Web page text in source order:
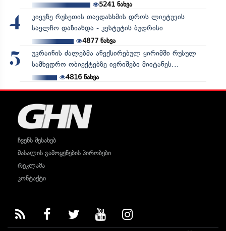
5241ნახვა
4
კიევზე რუსეთის თავდასხმის დროს ლიეტუვის
საელჩო დაზიანდა - კესტუტის ბუდრისი
4877ნახვა
5
უკრაინის ძალებმა ანექსირებულ ყირიმში რუსულ
სამხედრო ობიექტებზე იერიშები მიიტანეს...
4816ნახვა
ჩვენს შესახებ
მასალის გამოყენების პირობები
რეკლამა
კონტაქტი